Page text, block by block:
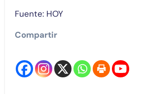
Fuente: HOY
Compartir